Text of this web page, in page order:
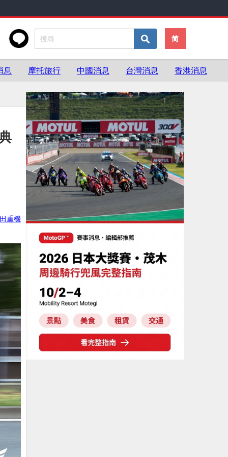
简
息 摩托旅行 中國消息 台灣消息 香港消息
重機